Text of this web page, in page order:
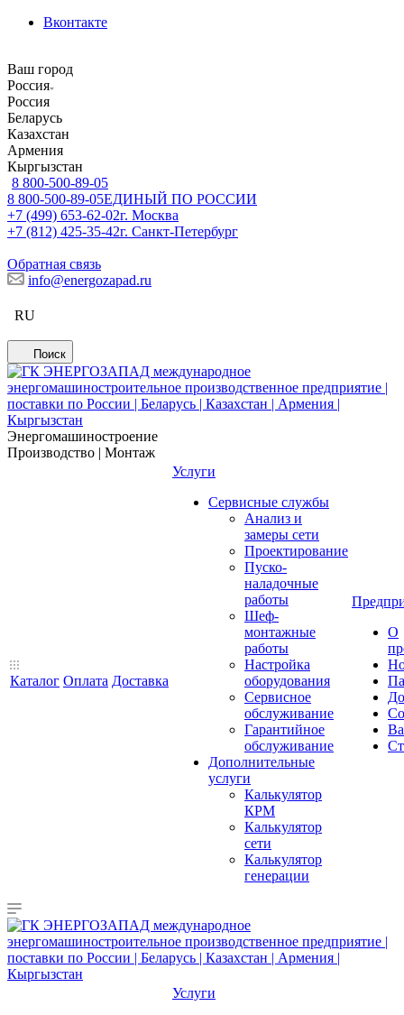
Вконтакте
Ваш город
Россия
Россия
Беларусь
Казахстан
Армения
Кыргызстан
8 800-500-89-05
8 800-500-89-05ЕДИНЫЙ ПО РОССИИ
+7 (499) 653-62-02г. Москва
+7 (812) 425-35-42г. Санкт-Петербург
Обратная связь
info@energozapad.ru
RU
Поиск
Энергомашиностроение
Производство | Монтаж
Каталог Оплата Доставка
Услуги
Сервисные службы
Анализ и
замеры сети
Проектирование
Пуско-
наладочные
работы
Шеф-
монтажные
работы
Настройка
оборудования
Сервисное
обслуживание
Гарантийное
обслуживание
Дополнительные
услуги
Калькулятор
КРМ
Калькулятор
сети
Калькулятор
генерации
О
Услуги